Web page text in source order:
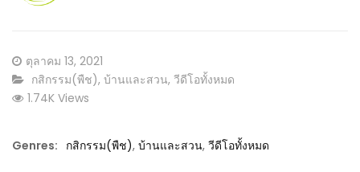
Posted
on
ตุลาคม 13, 2021
CATEGORY:
กสิกรรม(พืช), บ้านและสวน, วีดีโอทั้งหมด
1.74K Views
Genres: กสิกรรม(พืช), บ้านและสวน, วีดีโอทั้งหมด